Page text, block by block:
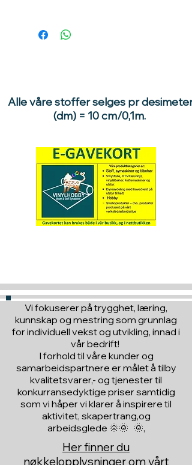
Alle våre stoffer selges pr desimeter
(dm) = 10 cm/0,1m.
Vi fokuserer på trygghet, læring,
kunnskap og mestring som grunnlag
for individuell vekst og utvikling, innad i
vår bedrift!
I forhold til våre kunder og
samarbeidspartnere er målet å tilby
kvalitetsvarer,- og tjenester til
konkurransedyktige priser samtidig
som vi håper vi klarer å inspirere til
aktivitet, skapertrang,og
arbeidsglede 🌞🌞 🌞,
Her finner du
nøkkelopplysninger om vårt